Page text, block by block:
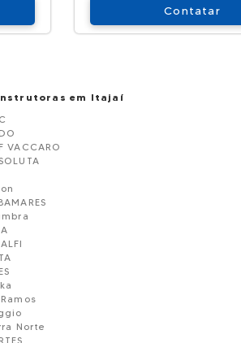
Contatar
em Itajaí
VACCARO
Norte